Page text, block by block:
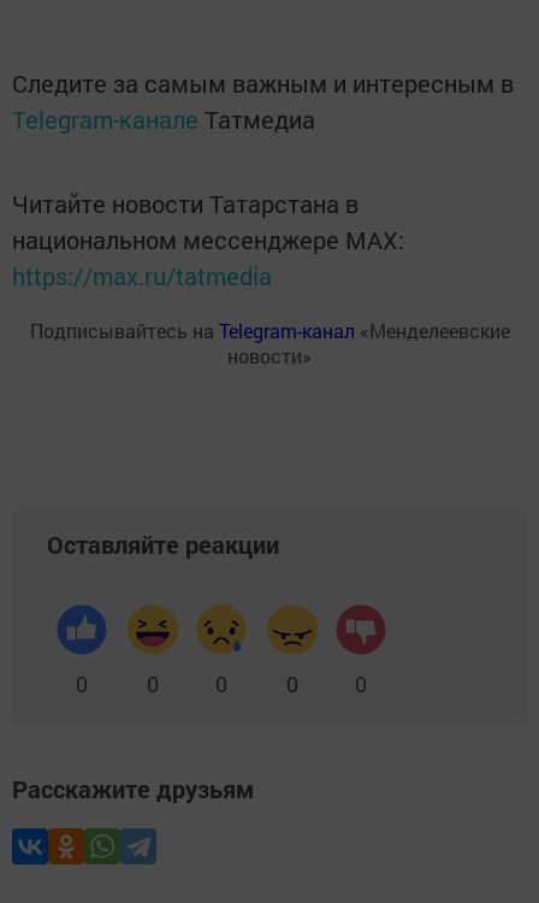
Следите за самым важным и интересным в
Telegram-канале Татмедиа
Читайте новости Татарстана в
национальном мессенджере MАХ:
https://max.ru/tatmedia
Подписывайтесь на Telegram-канал «Менделеевские
новости»
Оставляйте реакции
0 0 0 0 0
Расскажите друзьям